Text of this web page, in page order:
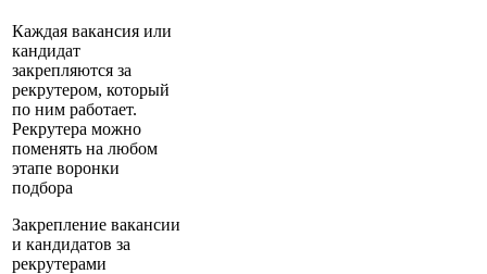
Каждая вакансия или
кандидат
закрепляются за
рекрутером, который
по ним работает.
Рекрутера можно
поменять на любом
этапе воронки
подбора
Закрепление вакансии
и кандидатов за
рекрутерами